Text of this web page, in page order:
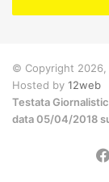
email
© Copyright
Hosted by 12web
Testata
data 05/04/2018